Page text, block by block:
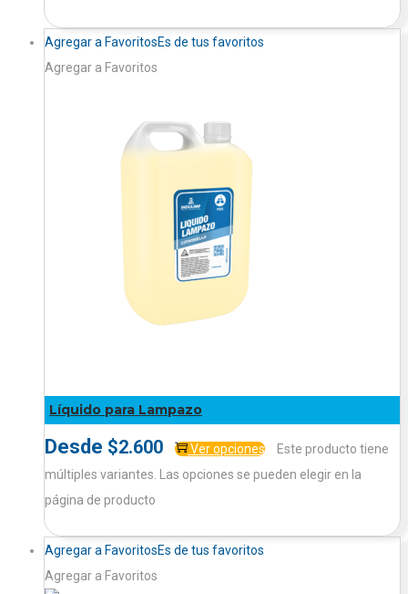
Agregar a FavoritosEs de tus favoritos
Agregar a Favoritos
Líquido para Lampazo
Desde $2.600 Ver opciones
Este producto tiene
múltiples variantes. Las opciones se pueden elegir en la
página de producto
Agregar a FavoritosEs de tus favoritos
Agregar a Favoritos